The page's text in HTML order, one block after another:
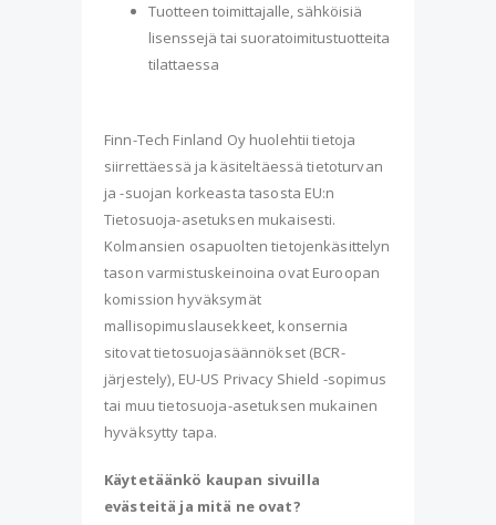
Tuotteen toimittajalle, sähköisiä
lisenssejä tai suoratoimitustuotteita
tilattaessa
Finn-Tech Finland Oy huolehtii tietoja
siirrettäessä ja käsiteltäessä tietoturvan
ja -suojan korkeasta tasosta EU:n
Tietosuoja-asetuksen mukaisesti.
Kolmansien osapuolten tietojenkäsittelyn
tason varmistuskeinoina ovat Euroopan
komission hyväksymät
mallisopimuslausekkeet, konsernia
sitovat tietosuojasäännökset (BCR-
järjestely), EU-US Privacy Shield -sopimus
tai muu tietosuoja-asetuksen mukainen
hyväksytty tapa.
Käytetäänkö kaupan sivuilla
evästeitä ja mitä ne ovat?